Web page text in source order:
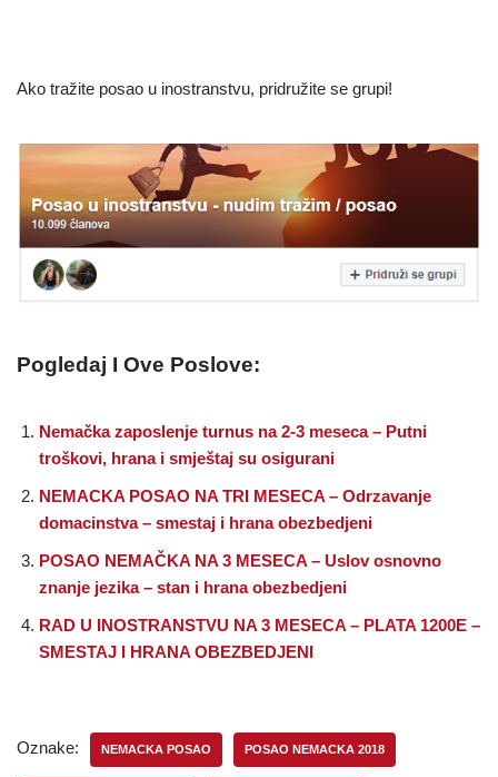
Ako tražite posao u inostranstvu, pridružite se grupi!
Pogledaj I Ove Poslove:
Nemačka zaposlenje turnus na 2-3 meseca – Putni
troškovi, hrana i smještaj su osigurani
NEMACKA POSAO NA TRI MESECA – Odrzavanje
domacinstva – smestaj i hrana obezbedjeni
POSAO NEMAČKA NA 3 MESECA – Uslov osnovno
znanje jezika – stan i hrana obezbedjeni
RAD U INOSTRANSTVU NA 3 MESECA – PLATA 1200E –
SMESTAJ I HRANA OBEZBEDJENI
Oznake: NEMACKA POSAO POSAO NEMACKA 2018